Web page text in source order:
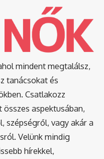
mindent megtalálsz,
tanácsokat és
Csatlakozz
aspektusában,
szépségről, vagy akár a
Velünk mindig
hírekkel,